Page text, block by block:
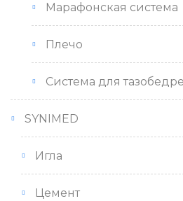
Марафонская система
Плечо
Система для
SYNIMED
Игла
Цемент